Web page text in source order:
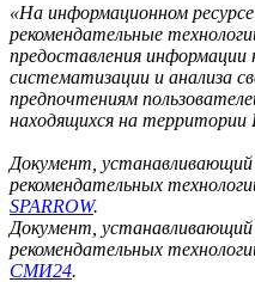
«На информационном
рекомендательные
предоставления информации
систематизации и анализа
предпочтениям
находящихся на территории
Документ, устанавливающий
рекомендательных
SPARROW.
Документ, устанавливающий
рекомендательных
СМИ24.